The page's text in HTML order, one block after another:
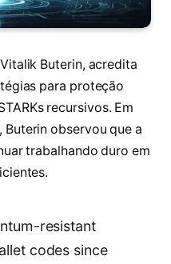
Buterin, acredita
para proteção
recursivos. Em
Buterin observou que a
trabalhando duro em
resistant
codes since